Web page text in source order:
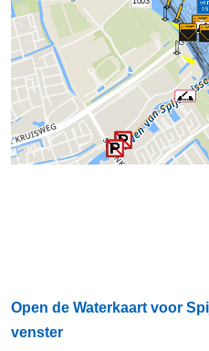
Open de Waterkaart voor
venster